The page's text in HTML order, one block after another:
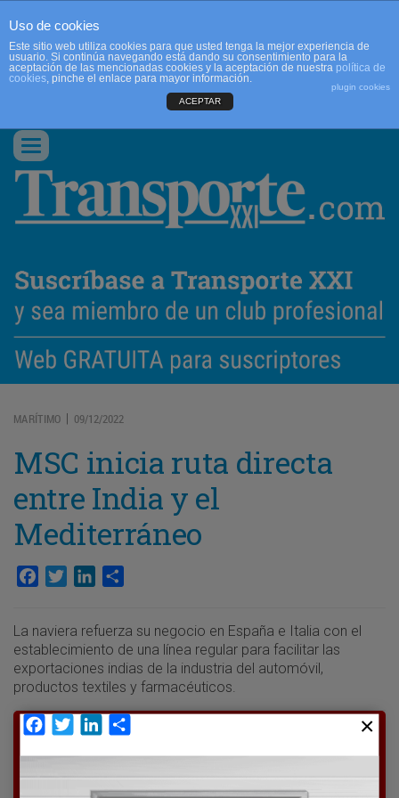
CONTACTO
Conmutar
navegación
MARÍTIMO | 09/12/2022
MSC inicia ruta directa
entre India y el
Mediterráneo
Facebook
TwitterLinkedIn
La naviera refuerza su negocio en España e Italia con el
establecimiento de una línea regular para facilitar las
exportaciones indias de la industria del automóvil,
productos textiles y farmacéuticos.
Para poder seguir leyendo hay que estar
suscrito a Transporte XXI, el periódico
del transporte y la logística en España.
Uso de cookies
Este sitio web utiliza cookies para que usted tenga la mejor experiencia de
usuario. Si continúa navegando está dando su consentimiento para la
aceptación de las mencionadas cookies y la aceptación de nuestra política de
cookies, pinche el enlace para mayor información.
plugin cookies
ACEPTAR
Facebook
TwitterLinkedIn